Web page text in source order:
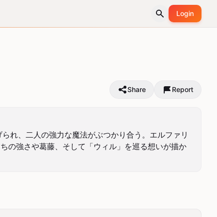
Login
Share Report
れ、二人の強力な魔法がぶつかり合う。エルファリ
の強さや葛藤、そして「ウィル」を巡る想いが描か